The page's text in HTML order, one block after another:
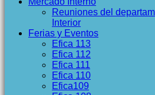
Reuniones del
Interior
Ferias y Eventos
Efica 113
Efica 112
Efica 111
Efica 110
Efica109